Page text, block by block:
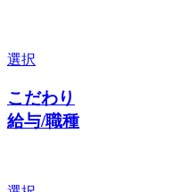
選択
こだわり
給与/職種